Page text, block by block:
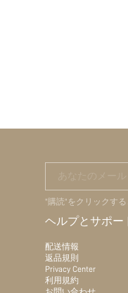
あなたのメール
"購読"をクリックす
ヘルプとサポー
配送情報
返品規則
Privacy Center
利用規約